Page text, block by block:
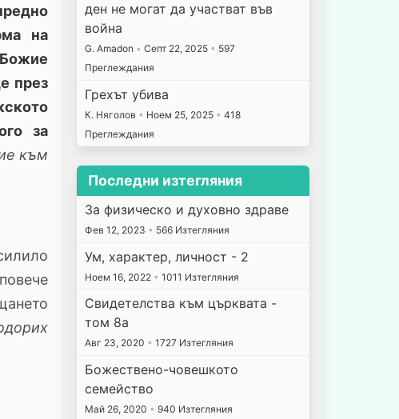
на
през
за
към
ден не могат да участват във
война
G. Amadon • Септ 22, 2025 • 597
Преглеждания
Грехът убива
К. Няголов • Ноем 25, 2025 • 418
Преглеждания
Последни изтегляния
За физическо и духовно здраве
Фев 12, 2023 • 566 Изтегляния
Ум, характер, личност - 2
Ноем 16, 2022 • 1011 Изтегляния
Свидетелства към църквата -
том 8а
Авг 23, 2020 • 1727 Изтегляния
Божествено-човешкото
семейство
Май 26, 2020 • 940 Изтегляния